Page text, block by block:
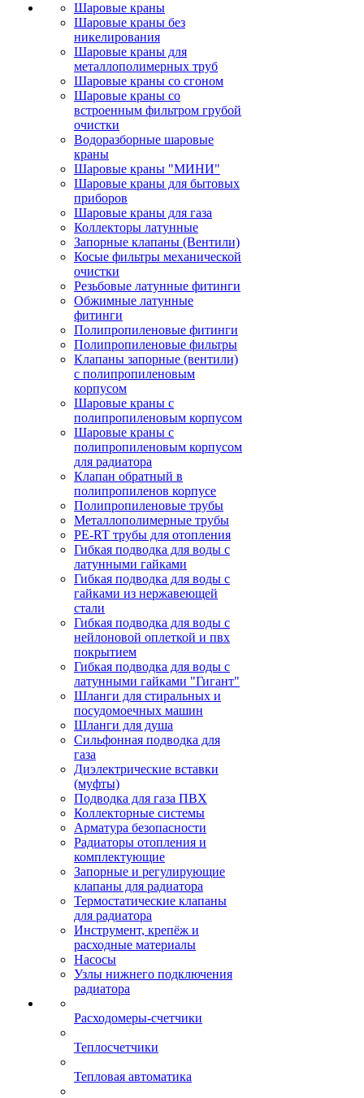
Шаровые краны
Шаровые краны без
никелирования
Шаровые краны для
металлополимерных труб
Шаровые краны со сгоном
Шаровые краны со
встроенным фильтром грубой
очистки
Водоразборные шаровые
краны
Шаровые краны "МИНИ"
Шаровые краны для бытовых
приборов
Шаровые краны для газа
Коллекторы латунные
Запорные клапаны (Вентили)
Косые фильтры механической
очистки
Резьбовые латунные фитинги
Обжимные латунные
фитинги
Полипропиленовые фитинги
Полипропиленовые фильтры
Клапаны запорные (вентили)
с полипропиленовым
корпусом
Шаровые краны с
полипропиленовым корпусом
Шаровые краны с
полипропиленовым корпусом
для радиатора
Клапан обратный в
полипропиленов корпусе
Полипропиленовые трубы
Металлополимерные трубы
PE-RT трубы для отопления
Гибкая подводка для воды с
латунными гайками
Гибкая подводка для воды с
гайками из нержавеющей
стали
Гибкая подводка для воды с
нейлоновой оплеткой и пвх
покрытием
Гибкая подводка для воды с
латунными гайками "Гигант"
Шланги для стиральных и
посудомоечных машин
Шланги для душа
Сильфонная подводка для
газа
Диэлектрические вставки
(муфты)
Подводка для газа ПВХ
Коллекторные системы
Арматура безопасности
Радиаторы отопления и
комплектующие
Запорные и регулирующие
клапаны для радиатора
Термостатические клапаны
для радиатора
Инструмент, крепёж и
расходные материалы
Насосы
Узлы нижнего подключения
радиатора
Расходомеры-счетчики
Теплосчетчики
Тепловая автоматика